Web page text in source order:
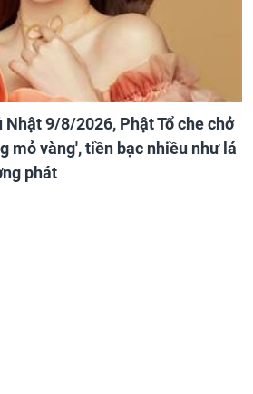
9/8/2026, Phật Tổ che chở
mỏ vàng', tiền bạc nhiều như lá
phát